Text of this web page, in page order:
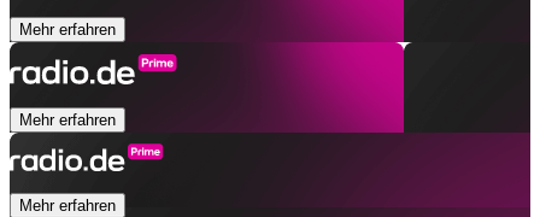
Mehr erfahren
Mehr erfahren
Mehr erfahren